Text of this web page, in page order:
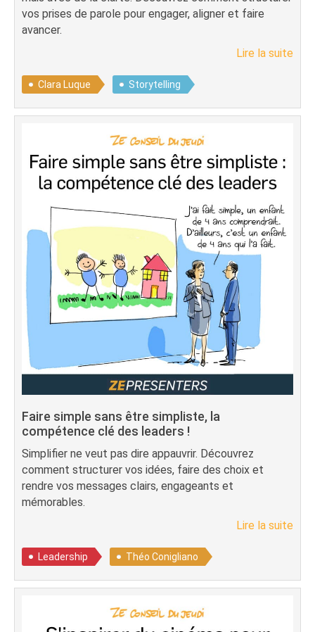
vos prises de parole pour engager, aligner et faire
avancer.
Lire la suite
Clara Luque Storytelling
Faire simple sans être simpliste, la
compétence clé des leaders !
Simplifier ne veut pas dire appauvrir. Découvrez
comment structurer vos idées, faire des choix et
rendre vos messages clairs, engageants et
mémorables.
Lire la suite
Leadership Théo Conigliano